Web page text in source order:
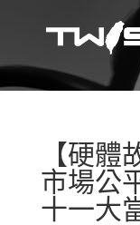
【硬體
市場公
十一大